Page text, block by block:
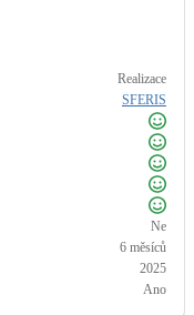
Realizace
SFERIS
Ne
6 měsíců
2025
Ano